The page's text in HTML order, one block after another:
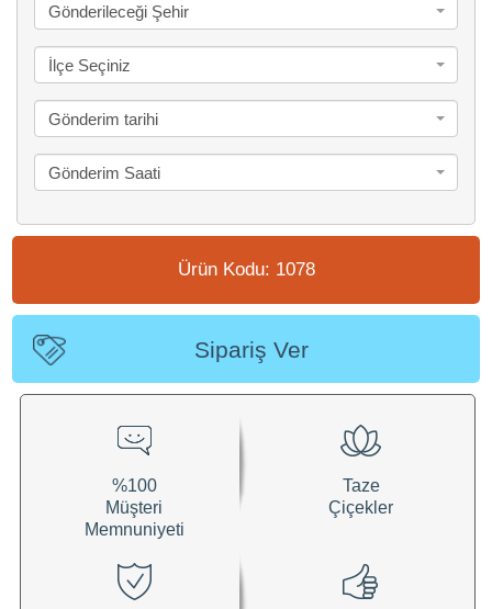
Gönderileceği Şehir
İlçe Seçiniz
Gönderim tarihi
Gönderim Saati
Ürün Kodu: 1078
Sipariş Ver
%100
Müşteri
Memnuniyeti
Taze
Çiçekler